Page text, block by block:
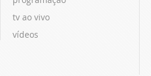
tv ao vivo
vídeos